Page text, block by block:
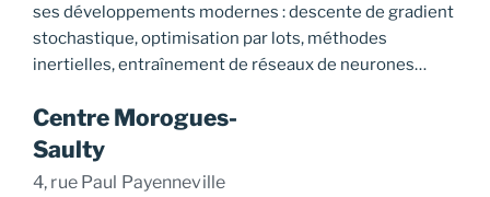
ses développements modernes : descente de gradient
stochastique, optimisation par lots, méthodes
inertielles, entraînement de réseaux de neurones…
Centre Morogues-
Saulty
4, rue Paul Payenneville